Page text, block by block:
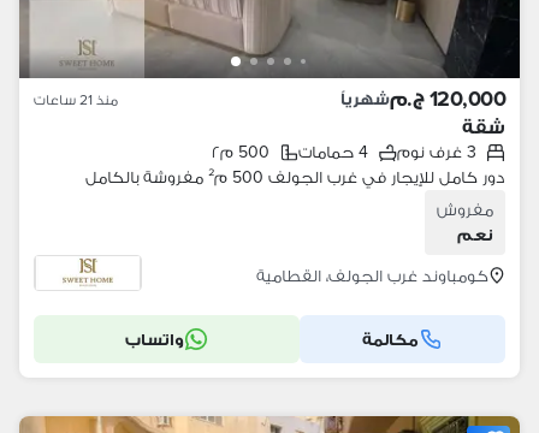
120,000 ج.م شهرياً منذ 21 ساعات
شقة
3 غرف نوم 4 حمامات
500 م٢
دور كامل للإيجار في غرب الجولف 500 م² مفروشة بالكامل
مفروش
نعم
كومباوند غرب الجولف، القطامية
مكالمة واتساب